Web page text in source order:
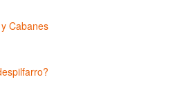
Cabanes